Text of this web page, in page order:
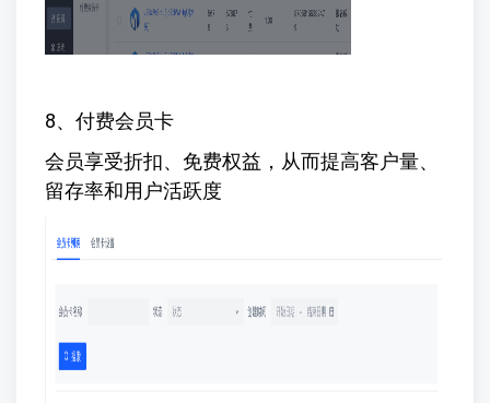
8、付费会员卡
会员享受折扣、免费权益，从而提高客户量、
留存率和用户活跃度